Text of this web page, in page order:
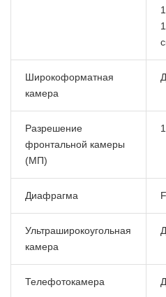
Широкоформатная
камера
Разрешение
фронтальной камеры
(МП)
Диафрагма
Ультраширокоугольная
камера
Телефотокамера